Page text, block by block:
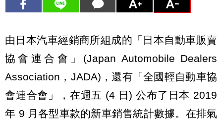
由日本汽車經銷商所組成的「日本自動車販賣
協會連合會」(Japan Automobile Dealers
Association，JADA)，還有「全國輕自動車協
會連合會」，在週五 (4 日) 公布了日本 2019
年 9 月各型車款的新車銷售統計數據。在排氣